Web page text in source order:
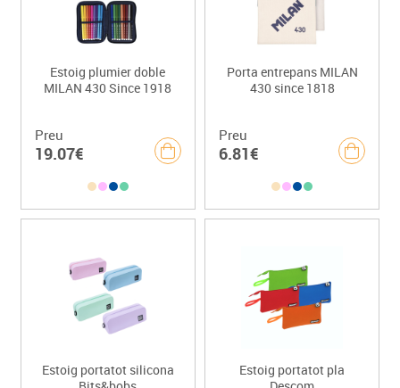
Estoig plumier doble
MILAN 430 Since 1918
Preu
19.07€
Porta entrepans MILAN
430 since 1818
Preu
6.81€
Estoig portatot silicona
Estoig portatot pla